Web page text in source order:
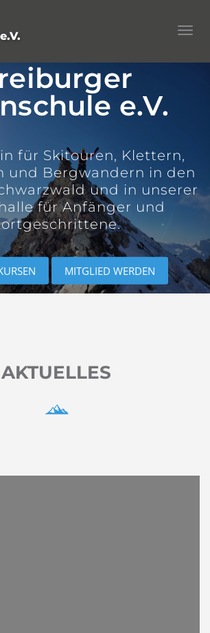
e.V.
für Skitouren, Klettern,
und Bergwandern in den
und in unserer
für Anfänger und
MITGLIED WERDEN
AKTUELLES